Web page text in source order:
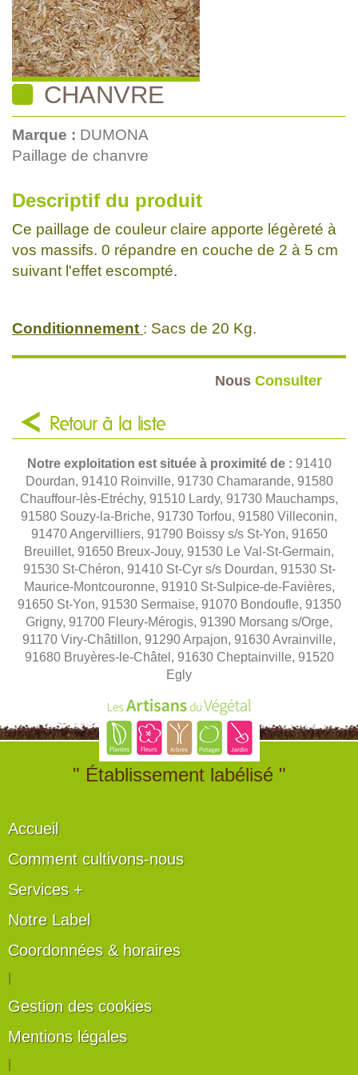
CHANVRE
Marque : DUMONA
Paillage de chanvre
Descriptif du produit
Ce paillage de couleur claire apporte légèreté à
vos massifs. 0 répandre en couche de 2 à 5 cm
suivant l'effet escompté.
Conditionnement : Sacs de 20 Kg.
Nous Consulter
Retour à la liste
Notre exploitation est située à proximité de : 91410
Dourdan, 91410 Roinville, 91730 Chamarande, 91580
Chauffour-lès-Etréchy, 91510 Lardy, 91730 Mauchamps,
91580 Souzy-la-Briche, 91730 Torfou, 91580 Villeconin,
91470 Angervilliers, 91790 Boissy s/s St-Yon, 91650
Breuillet, 91650 Breux-Jouy, 91530 Le Val-St-Germain,
91530 St-Chéron, 91410 St-Cyr s/s Dourdan, 91530 St-
Maurice-Montcouronne, 91910 St-Sulpice-de-Favières,
91650 St-Yon, 91530 Sermaise, 91070 Bondoufle, 91350
Grigny, 91700 Fleury-Mérogis, 91390 Morsang s/Orge,
91170 Viry-Châtillon, 91290 Arpajon, 91630 Avrainville,
91680 Bruyères-le-Châtel, 91630 Cheptainville, 91520
Egly
" Établissement labélisé "
Accueil
Comment cultivons-nous
Services +
Notre Label
Coordonnées & horaires
Gestion des cookies
Mentions légales